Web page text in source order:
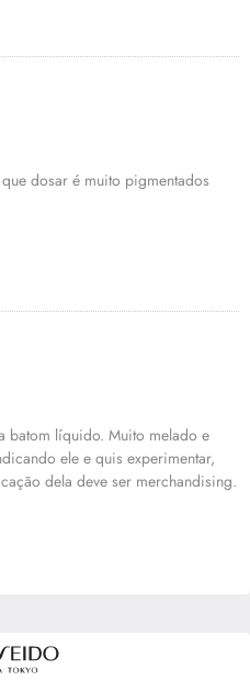
dosar é muito pigmentados
batom líquido. Muito melado e
ele e quis experimentar,
dela deve ser merchandising.